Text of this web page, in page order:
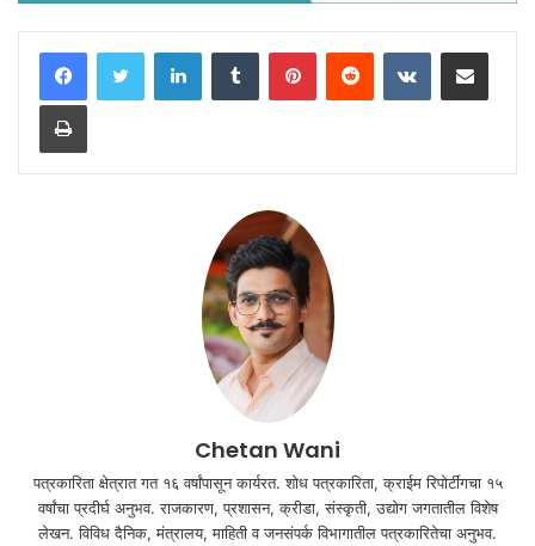
LinkedInTumblr PinterestReddit VKontakteShare via Email
Print
Chetan Wani
पत्रकारिता क्षेत्रात गत १६ वर्षांपासून कार्यरत. शोध पत्रकारिता, क्राईम रिपोर्टींगचा १५
वर्षांचा प्रदीर्घ अनुभव. राजकारण, प्रशासन, क्रीडा, संस्कृती, उद्योग जगतातील विशेष
लेखन. विविध दैनिक, मंत्रालय, माहिती व जनसंपर्क विभागातील पत्रकारितेचा अनुभव.